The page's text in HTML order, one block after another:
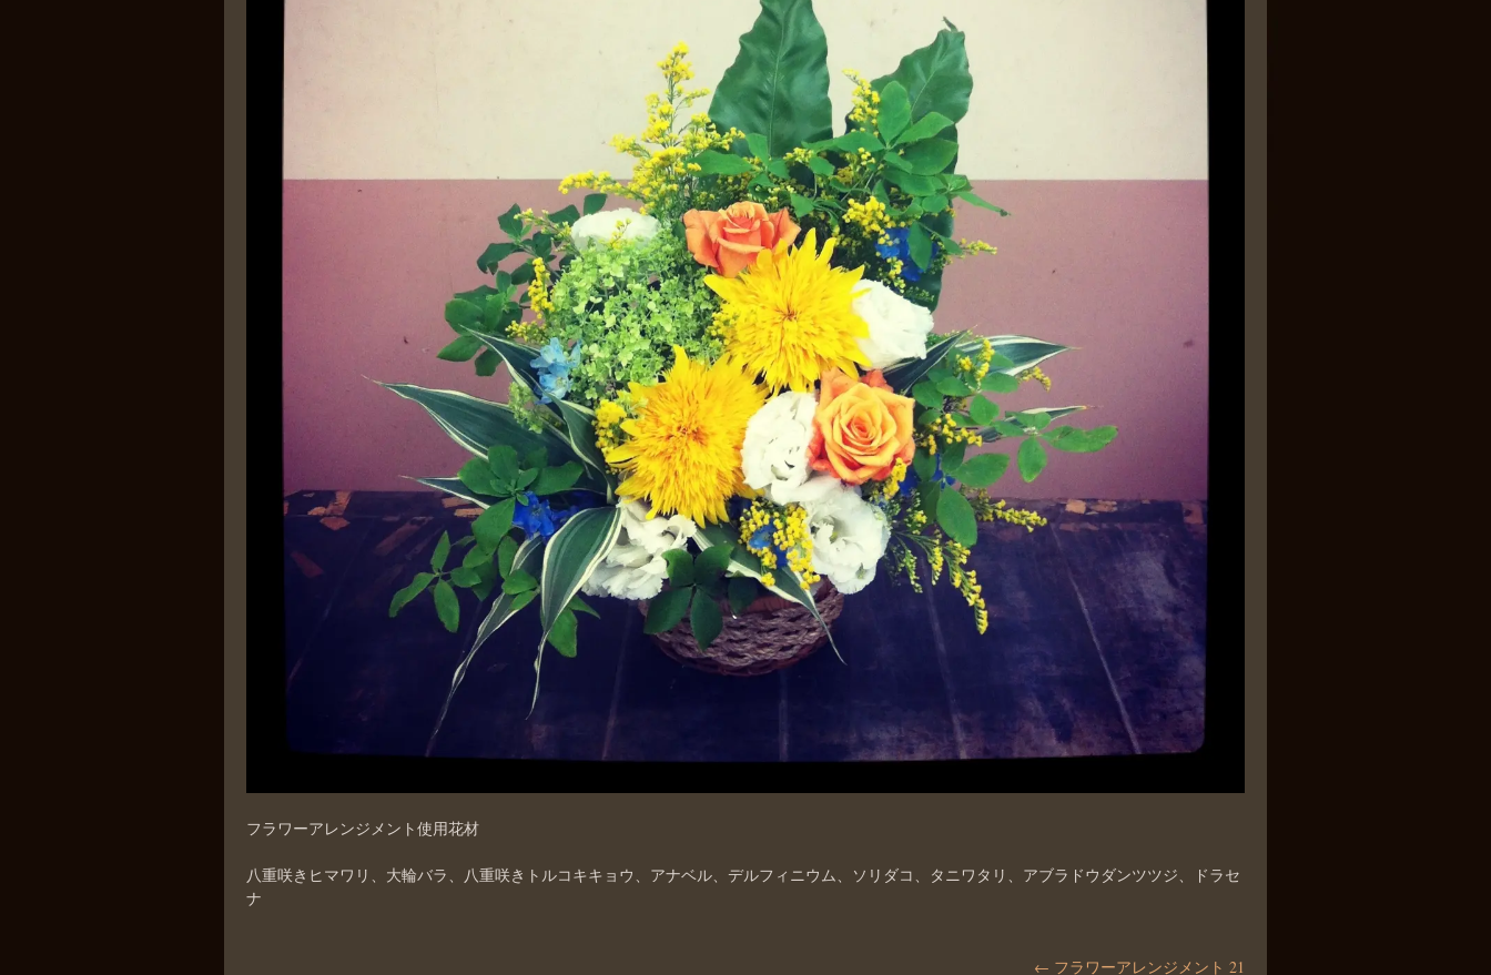
フラワーアレンジメント使用花材
八重咲きヒマワリ、大輪バラ、八重咲きトルコキキョウ、アナベル、デルフィニウム、ソリダコ、タニワタリ、アブラドウダンツツジ、ドラセ
ナ
← フラワーアレンジメント 21